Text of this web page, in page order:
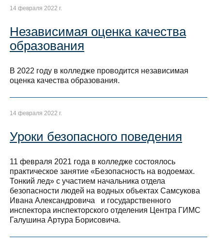
14 февраля 2022 г.
Независимая оценка качества
образования
В 2022 году в колледже проводится независимая
оценка качества образования.
14 февраля 2022 г.
Уроки безопасного поведения
11 февраля 2021 года в колледже состоялось
практическое занятие «Безопасность на водоемах.
Тонкий лед» с участием начальника отдела
безопасности людей на водных объектах Самсукова
Ивана Александровича и государственного
инспектора инспекторского отделения Центра ГИМС
Галушина Артура Борисовича.